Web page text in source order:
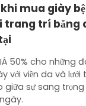
khi mua giày
trang trí bằng
50% cho những
với viền da và lưới
giữa sự sang